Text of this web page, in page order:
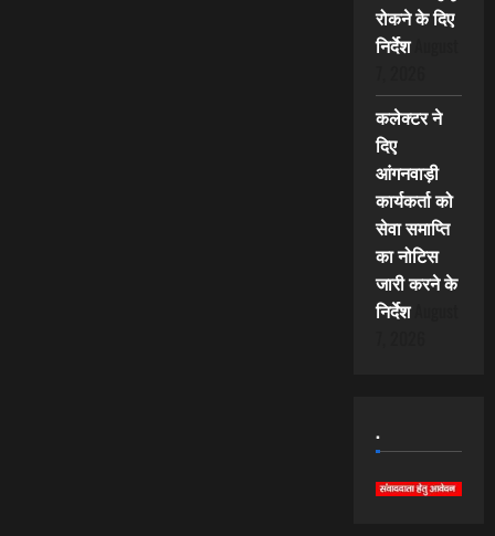
रोकने के दिए
निर्देश
कलेक्टर ने
दिए
आंगनवाड़ी
कार्यकर्ता को
सेवा समाप्ति
का नोटिस
जारी करने के
निर्देश
.